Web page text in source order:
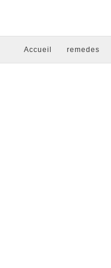
Accueil remedes